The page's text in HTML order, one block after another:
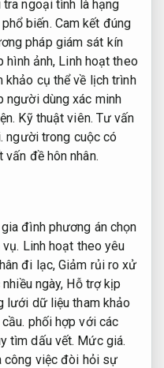
tra ngoại tình là hạng
biến. Cam kết đúng
pháp giám sát kín
hình ảnh, Linh hoạt theo
khảo cụ thể về lịch trình
người dùng xác minh
Kỹ thuật viên. Tư vấn
người trong cuộc có
đề hôn nhân.
đình phương án chọn
Linh hoạt theo yêu
đi lạc,Giảm rủi ro xử
ngày, Hỗ trợ kịp
lưới dữ liệu tham khảo
phối hợp với các
tìm dấu vết. Mức giá.
công việc đòi hỏi sự